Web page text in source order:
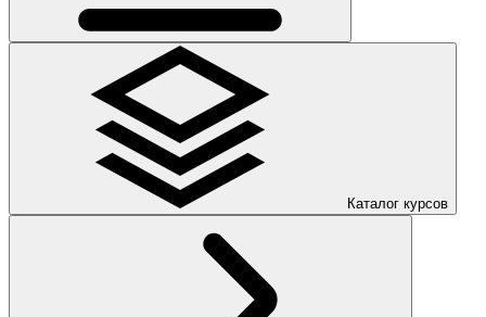
Каталог курсов